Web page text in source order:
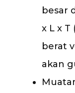
besar
x L x T
berat
akan